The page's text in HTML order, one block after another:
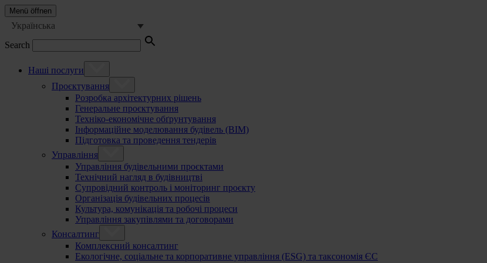
Menü öffnen
Українська
Search
Наші послуги
Проєктування
Розробка архітектурних рішень
Генеральне проєктування
Техніко-економічне обґрунтування
Інформаційне моделювання будівель (BIM)
Підготовка та проведення тендерів
Управління
Управління будівельними проєктами
Технічний нагляд в будівництві
Супровідний контроль і моніторинг проєкту
Організація будівельних процесів
Культура, комунікація та робочі процеси
Управління закупівлями та договорами
Консалтинг
Комплексний консалтинг
Екологічне, соціальне та корпоративне управління (ESG) та таксономія ЄС